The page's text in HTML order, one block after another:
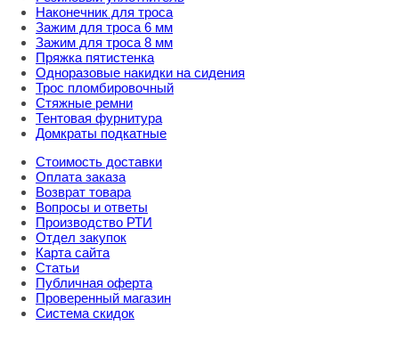
Наконечник для троса
Зажим для троса 6 мм
Зажим для троса 8 мм
Пряжка пятистенка
Одноразовые накидки на сидения
Трос пломбировочный
Стяжные ремни
Тентовая фурнитура
Домкраты подкатные
Стоимость доставки
Оплата заказа
Возврат товара
Вопросы и ответы
Производство РТИ
Отдел закупок
Карта сайта
Статьи
Публичная оферта
Проверенный магазин
Система скидок